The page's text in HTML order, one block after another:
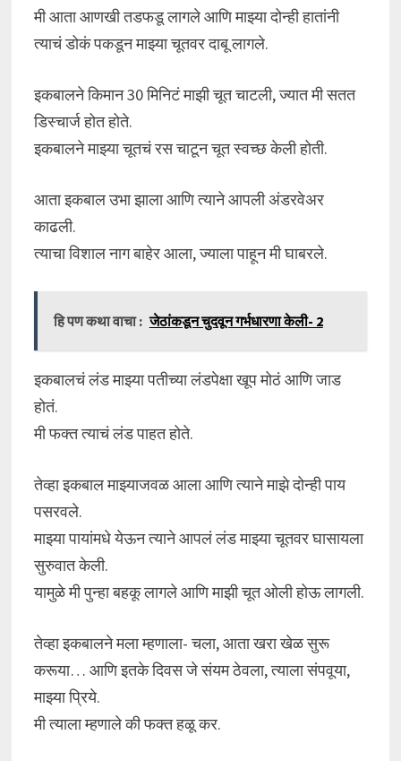
मी आता आणखी तडफडू लागले आणि माझ्या दोन्ही हातांनी
त्याचं डोकं पकडून माझ्या चूतवर दाबू लागले.
इकबालने किमान 30 मिनिटं माझी चूत चाटली, ज्यात मी सतत
डिस्चार्ज होत होते.
इकबालने माझ्या चूतचं रस चाटून चूत स्वच्छ केली होती.
आता इकबाल उभा झाला आणि त्याने आपली अंडरवेअर
काढली.
त्याचा विशाल नाग बाहेर आला, ज्याला पाहून मी घाबरले.
हि पण कथा वाचा : जेठांकडून चुदवून गर्भधारणा केली- 2
इकबालचं लंड माझ्या पतीच्या लंडपेक्षा खूप मोठं आणि जाड
होतं.
मी फक्त त्याचं लंड पाहत होते.
तेव्हा इकबाल माझ्याजवळ आला आणि त्याने माझे दोन्ही पाय
पसरवले.
माझ्या पायांमधे येऊन त्याने आपलं लंड माझ्या चूतवर घासायला
सुरुवात केली.
यामुळे मी पुन्हा बहकू लागले आणि माझी चूत ओली होऊ लागली.
तेव्हा इकबालने मला म्हणाला- चला, आता खरा खेळ सुरू
करूया… आणि इतके दिवस जे संयम ठेवला, त्याला संपवूया,
माझ्या प्रिये.
मी त्याला म्हणाले की फक्त हळू कर.